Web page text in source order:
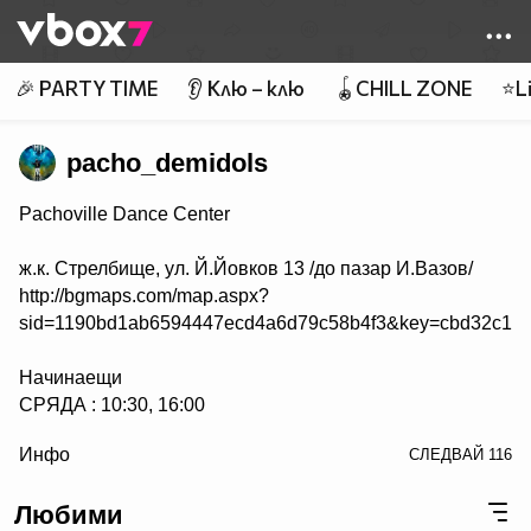
👾
🎉 PARTY TIME 👂 Клю – клю 🪀CHILL ZONE
pacho_demidols
Pachoville Dance Center
ж.к. Стрелбище, ул. Й.Йовков 13 /до пазар И.Вазов/
http://bgmaps.com/map.aspx?
Начинаещи
СРЯДА : 10:30, 16:00
НЕДЕЛЯ : 15:00, 17:00
Напреднали
Инфо СЛЕДВАЙ 116
Любими